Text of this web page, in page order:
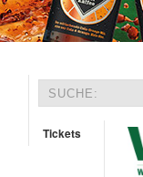
Tickets